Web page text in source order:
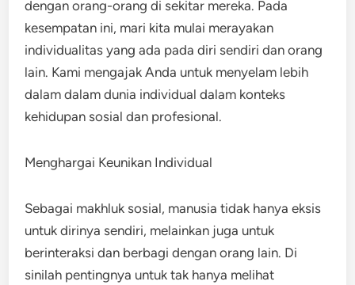
dengan orang-orang di sekitar mereka. Pada
kesempatan ini, mari kita mulai merayakan
individualitas yang ada pada diri sendiri dan orang
lain. Kami mengajak Anda untuk menyelam lebih
dalam dalam dunia individual dalam konteks
kehidupan sosial dan profesional.
Menghargai Keunikan Individual
Sebagai makhluk sosial, manusia tidak hanya eksis
untuk dirinya sendiri, melainkan juga untuk
berinteraksi dan berbagi dengan orang lain. Di
sinilah pentingnya untuk tak hanya melihat